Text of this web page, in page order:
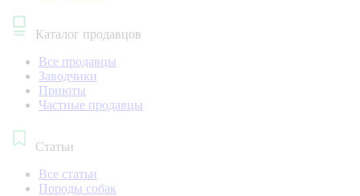
Каталог продавцов
Все продавцы
Заводчики
Приюты
Частные продавцы
Статьи
Все статьи
Породы собак